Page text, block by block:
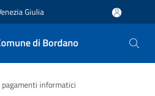
Giulia
di Bordano
pagamenti informatici